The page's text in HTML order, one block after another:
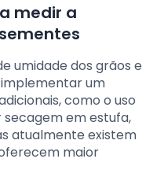
medir a
umidade dos grãos e
um
como o uso
em estufa,
atualmente existem
maior